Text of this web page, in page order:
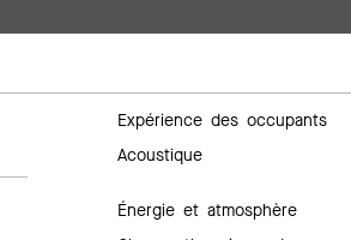
Expérience des occupants
Acoustique
Énergie et atmosphère